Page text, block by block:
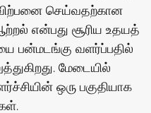
விற்பனை செய்வதற்கான
என்பது சூரிய உதயத்
பன்மடங்கு வளர்ப்பதில்
மேடையில்
ஒரு பகுதியாக